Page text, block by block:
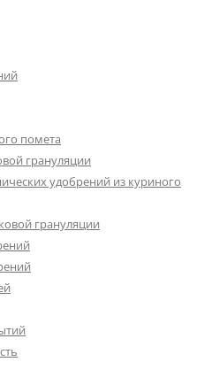
помета
грануляции
удобрений из куриного
грануляции